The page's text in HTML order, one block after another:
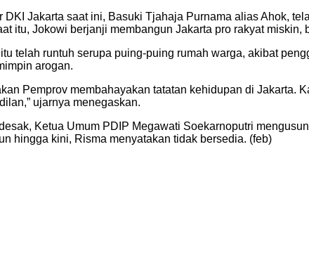
DKI Jakarta saat ini, Basuki Tjahaja Purnama alias Ahok,
itu, Jokowi berjanji membangun Jakarta pro rakyat
telah runtuh serupa puing-puing rumah warga, akibat
arogan.
Pemprov membahayakan tatatan kehidupan di Jakarta.
ujarnya menegaskan.
Ketua Umum PDIP Megawati Soekarnoputri
hingga kini, Risma menyatakan tidak bersedia. (feb)